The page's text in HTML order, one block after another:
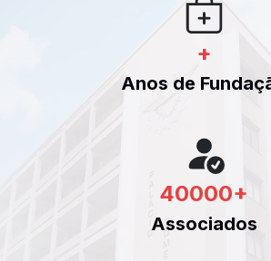
+
Anos de
40000+
Associados